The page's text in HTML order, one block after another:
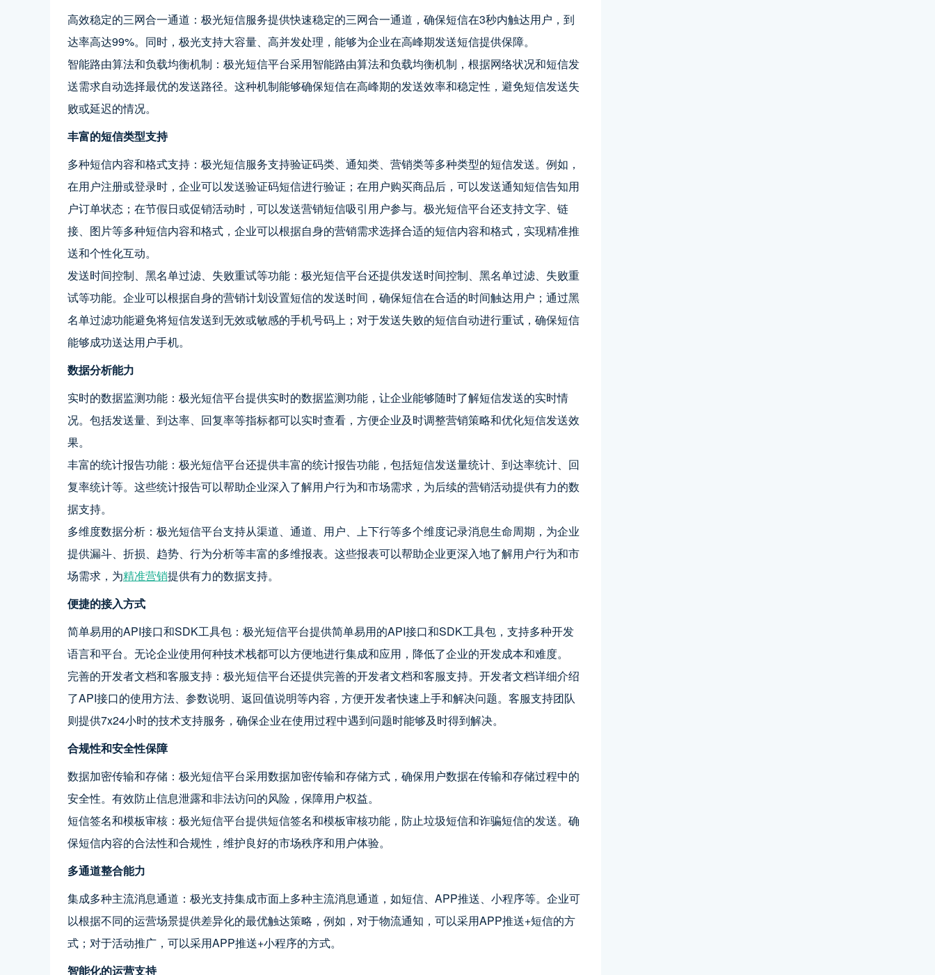
高效稳定的三网合一通道：极光短信服务提供快速稳定的三网合一通道，确保短信在3秒内触达用户，到
达率高达99%。同时，极光支持大容量、高并发处理，能够为企业在高峰期发送短信提供保障。
智能路由算法和负载均衡机制：极光短信平台采用智能路由算法和负载均衡机制，根据网络状况和短信发
送需求自动选择最优的发送路径。这种机制能够确保短信在高峰期的发送效率和稳定性，避免短信发送失
败或延迟的情况。
丰富的短信类型支持
多种短信内容和格式支持：极光短信服务支持验证码类、通知类、营销类等多种类型的短信发送。例如，
在用户注册或登录时，企业可以发送验证码短信进行验证；在用户购买商品后，可以发送通知短信告知用
户订单状态；在节假日或促销活动时，可以发送营销短信吸引用户参与。极光短信平台还支持文字、链
接、图片等多种短信内容和格式，企业可以根据自身的营销需求选择合适的短信内容和格式，实现精准推
送和个性化互动。
发送时间控制、黑名单过滤、失败重试等功能：极光短信平台还提供发送时间控制、黑名单过滤、失败重
试等功能。企业可以根据自身的营销计划设置短信的发送时间，确保短信在合适的时间触达用户；通过黑
名单过滤功能避免将短信发送到无效或敏感的手机号码上；对于发送失败的短信自动进行重试，确保短信
能够成功送达用户手机。
数据分析能力
实时的数据监测功能：极光短信平台提供实时的数据监测功能，让企业能够随时了解短信发送的实时情
况。包括发送量、到达率、回复率等指标都可以实时查看，方便企业及时调整营销策略和优化短信发送效
果。
丰富的统计报告功能：极光短信平台还提供丰富的统计报告功能，包括短信发送量统计、到达率统计、回
复率统计等。这些统计报告可以帮助企业深入了解用户行为和市场需求，为后续的营销活动提供有力的数
据支持。
多维度数据分析：极光短信平台支持从渠道、通道、用户、上下行等多个维度记录消息生命周期，为企业
提供漏斗、折损、趋势、行为分析等丰富的多维报表。这些报表可以帮助企业更深入地了解用户行为和市
场需求，为精准营销提供有力的数据支持。
便捷的接入方式
简单易用的API接口和SDK工具包：极光短信平台提供简单易用的API接口和SDK工具包，支持多种开发
语言和平台。无论企业使用何种技术栈都可以方便地进行集成和应用，降低了企业的开发成本和难度。
完善的开发者文档和客服支持：极光短信平台还提供完善的开发者文档和客服支持。开发者文档详细介绍
了API接口的使用方法、参数说明、返回值说明等内容，方便开发者快速上手和解决问题。客服支持团队
则提供7x24小时的技术支持服务，确保企业在使用过程中遇到问题时能够及时得到解决。
合规性和安全性保障
数据加密传输和存储：极光短信平台采用数据加密传输和存储方式，确保用户数据在传输和存储过程中的
安全性。有效防止信息泄露和非法访问的风险，保障用户权益。
短信签名和模板审核：极光短信平台提供短信签名和模板审核功能，防止垃圾短信和诈骗短信的发送。确
保短信内容的合法性和合规性，维护良好的市场秩序和用户体验。
多通道整合能力
集成多种主流消息通道：极光支持集成市面上多种主流消息通道，如短信、APP推送、小程序等。企业可
以根据不同的运营场景提供差异化的最优触达策略，例如，对于物流通知，可以采用APP推送+短信的方
式；对于活动推广，可以采用APP推送+小程序的方式。
智能化的运营支持